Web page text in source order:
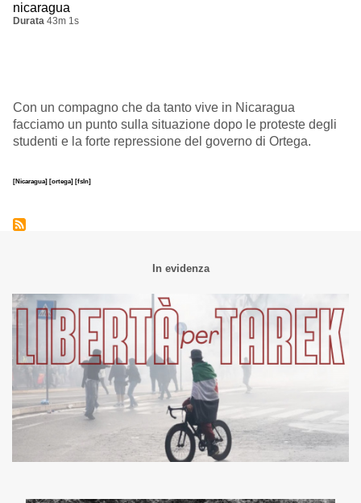
nicaragua
Durata 43m 1s
Con un compagno che da tanto vive in Nicaragua
facciamo un punto sulla situazione dopo le proteste degli
studenti e la forte repressione del governo di Ortega.
[Nicaragua] [ortega] [fsln]
In evidenza